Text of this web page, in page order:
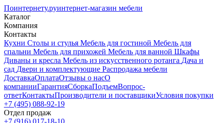
Поинтернету.руинтернет-магазин мебели
Каталог
Компания
Контакты
Кухни Столы и стулья Мебель для гостиной Мебель для
спальни Мебель для прихожей Мебель для ванной Шкафы
Диваны и кресла Мебель из искусственного ротанга Дача и
сад Двери и комплектующие Распродажа мебели
ДоставкаОплатаОтзывы о насО
компанииГарантияСборкаПодъемВопрос-
ответКонтактыПроизводители и поставщикиУсловия покупки
+7 (495) 088-92-19
Отдел продаж
+7 (916) 017-18-10